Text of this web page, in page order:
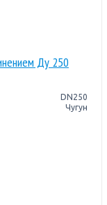
Ду 250
DN250
Чугун